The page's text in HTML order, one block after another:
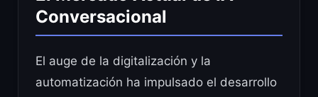
Conversacional
El auge de la digitalización y la
automatización ha impulsado el desarrollo